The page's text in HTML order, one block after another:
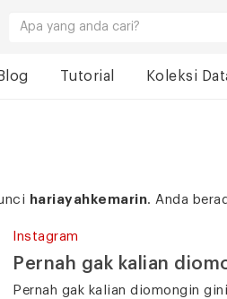
Blog Tutorial Koleksi
hariayahkemarin. Anda
Instagram
Pernah gak kalian
Pernah gak kalian diomongin